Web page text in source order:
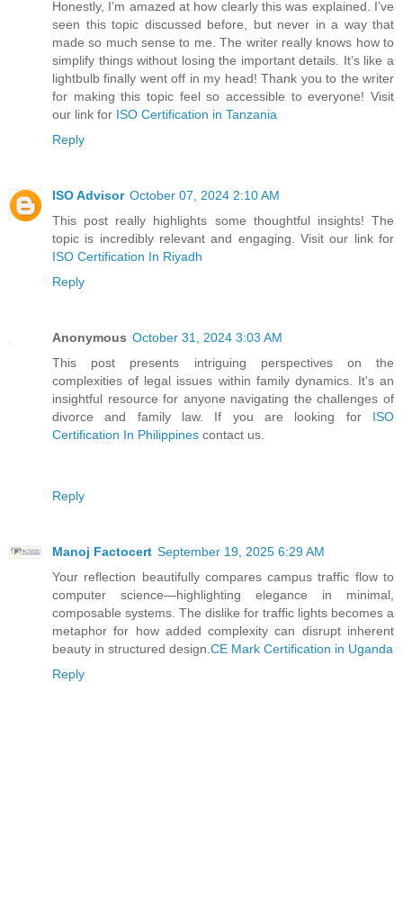
Honestly, I’m amazed at how clearly this was explained. I’ve
seen this topic discussed before, but never in a way that
made so much sense to me. The writer really knows how to
simplify things without losing the important details. It’s like a
lightbulb finally went off in my head! Thank you to the writer
for making this topic feel so accessible to everyone! Visit
our link for ISO Certification in Tanzania
Reply
ISO Advisor October 07, 2024 2:10 AM
This post really highlights some thoughtful insights! The
topic is incredibly relevant and engaging. Visit our link for
ISO Certification In Riyadh
Reply
Anonymous October 31, 2024 3:03 AM
This post presents intriguing perspectives on the
complexities of legal issues within family dynamics. It's an
insightful resource for anyone navigating the challenges of
divorce and family law. If you are looking for ISO
Certification In Philippines contact us.
Reply
Manoj Factocert September 19, 2025 6:29 AM
Your reflection beautifully compares campus traffic flow to
computer science—highlighting elegance in minimal,
composable systems. The dislike for traffic lights becomes a
metaphor for how added complexity can disrupt inherent
beauty in structured design. CE Mark Certification in Uganda
Reply